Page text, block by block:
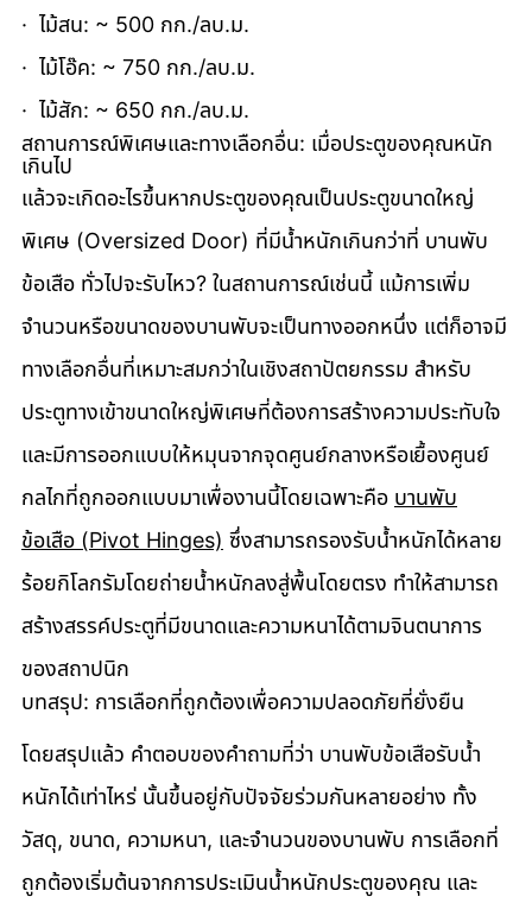
·  ไม้สน: ~ 500 กก./ลบ.ม.
·  ไม้โอ๊ค: ~ 750 กก./ลบ.ม.
·  ไม้สัก: ~ 650 กก./ลบ.ม.
สถานการณ์พิเศษและทางเลือกอื่น: เมื่อประตูของคุณหนัก
เกินไป
แล้วจะเกิดอะไรขึ้นหากประตูของคุณเป็นประตูขนาดใหญ่
พิเศษ (Oversized Door) ที่มีน้ำหนักเกินกว่าที่ บานพับ
ข้อเสือ ทั่วไปจะรับไหว? ในสถานการณ์เช่นนี้ แม้การเพิ่ม
จำนวนหรือขนาดของบานพับจะเป็นทางออกหนึ่ง แต่ก็อาจมี
ทางเลือกอื่นที่เหมาะสมกว่าในเชิงสถาปัตยกรรม สำหรับ
ประตูทางเข้าขนาดใหญ่พิเศษที่ต้องการสร้างความประทับใจ
และมีการออกแบบให้หมุนจากจุดศูนย์กลางหรือเยื้องศูนย์
กลไกที่ถูกออกแบบมาเพื่องานนี้โดยเฉพาะคือ บานพับ
ข้อเสือ (Pivot Hinges) ซึ่งสามารถรองรับน้ำหนักได้หลาย
ร้อยกิโลกรัมโดยถ่ายน้ำหนักลงสู่พื้นโดยตรง ทำให้สามารถ
สร้างสรรค์ประตูที่มีขนาดและความหนาได้ตามจินตนาการ
ของสถาปนิก
บทสรุป: การเลือกที่ถูกต้องเพื่อความปลอดภัยที่ยั่งยืน
โดยสรุปแล้ว คำตอบของคำถามที่ว่า บานพับข้อเสือรับน้ำ
หนักได้เท่าไหร่ นั้นขึ้นอยู่กับปัจจัยร่วมกันหลายอย่าง ทั้ง
วัสดุ, ขนาด, ความหนา, และจำนวนของบานพับ การเลือกที่
ถูกต้องเริ่มต้นจากการประเมินน้ำหนักประตูของคุณ และ